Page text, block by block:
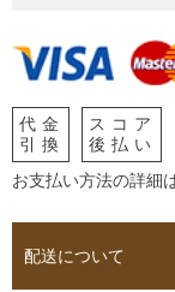
代金
引換
スコア
後払い
お支払い方法の詳細
配送について